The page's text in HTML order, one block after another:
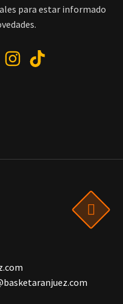
para estar informado